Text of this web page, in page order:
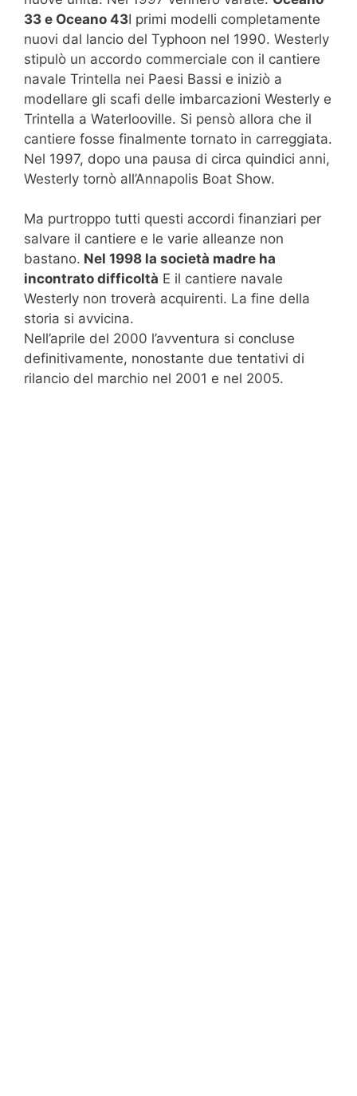
33 e Oceano 43I primi modelli completamente
nuovi dal lancio del Typhoon nel 1990. Westerly
stipulò un accordo commerciale con il cantiere
navale Trintella nei Paesi Bassi e iniziò a
modellare gli scafi delle imbarcazioni Westerly e
Trintella a Waterlooville. Si pensò allora che il
cantiere fosse finalmente tornato in carreggiata.
Nel 1997, dopo una pausa di circa quindici anni,
Westerly tornò all’Annapolis Boat Show.
Ma purtroppo tutti questi accordi finanziari per
salvare il cantiere e le varie alleanze non
bastano. Nel 1998 la società madre ha
incontrato difficoltà E il cantiere navale
Westerly non troverà acquirenti. La fine della
storia si avvicina.
Nell’aprile del 2000 l’avventura si concluse
definitivamente, nonostante due tentativi di
rilancio del marchio nel 2001 e nel 2005.